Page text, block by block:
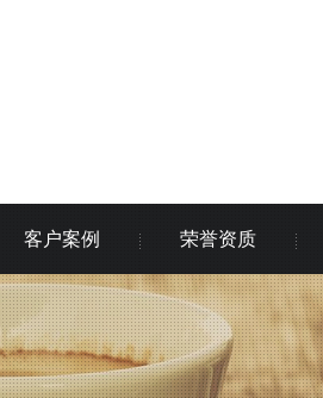
客户案例 荣誉资质